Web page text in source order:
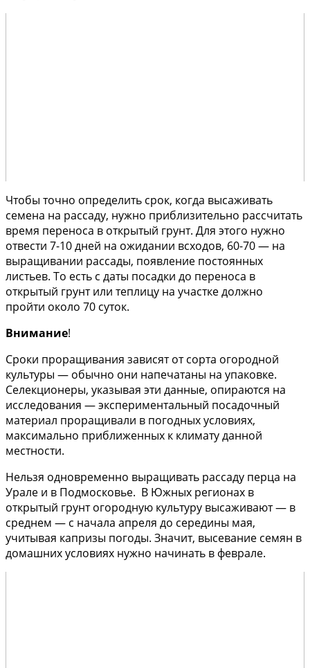
Чтобы точно определить срок, когда высаживать
семена на рассаду, нужно приблизительно рассчитать
время переноса в открытый грунт. Для этого нужно
отвести 7-10 дней на ожидании всходов, 60-70 — на
выращивании рассады, появление постоянных
листьев. То есть с даты посадки до переноса в
открытый грунт или теплицу на участке должно
пройти около 70 суток.
Внимание!
Сроки проращивания зависят от сорта огородной
культуры — обычно они напечатаны на упаковке.
Селекционеры, указывая эти данные, опираются на
исследования — экспериментальный посадочный
материал проращивали в погодных условиях,
максимально приближенных к климату данной
местности.
Нельзя одновременно выращивать рассаду перца на
Урале и в Подмосковье. В Южных регионах в
открытый грунт огородную культуру высаживают — в
среднем — с начала апреля до середины мая,
учитывая капризы погоды. Значит, высевание семян в
домашних условиях нужно начинать в феврале.